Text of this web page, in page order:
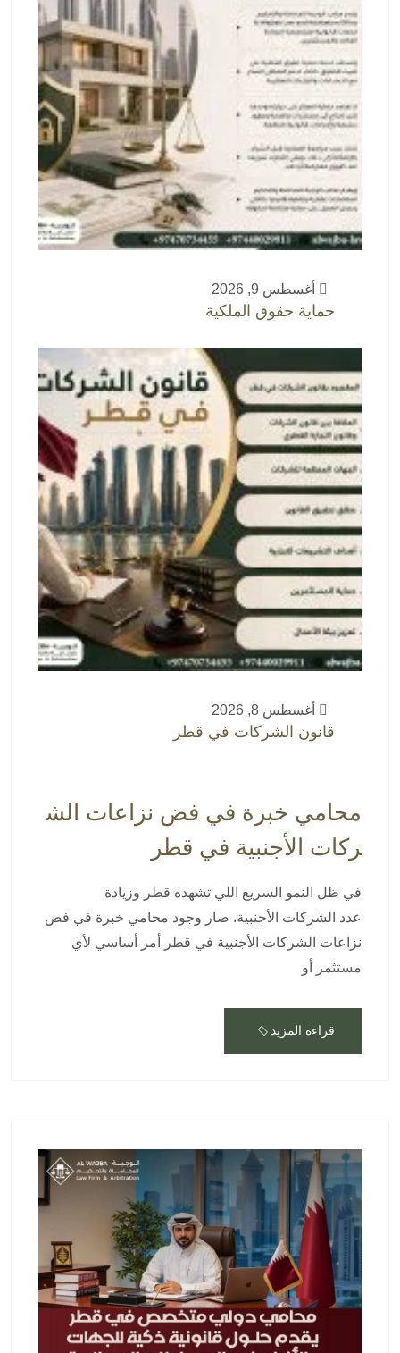
أغسطس 9, 2026
حماية حقوق الملكية
أغسطس 8, 2026
قانون الشركات في قطر
محامي خبرة في فض نزاعات الش
ركات الأجنبية في قطر
في ظل النمو السريع اللي تشهده قطر وزيادة
عدد الشركات الأجنبية. صار وجود محامي خبرة في فض
نزاعات الشركات الأجنبية في قطر أمر أساسي لأي
مستثمر أو
قراءة المزيد